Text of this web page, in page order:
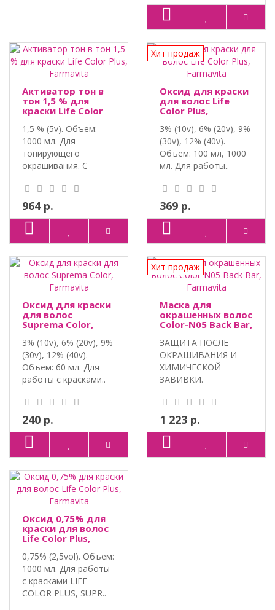
Активатор тон в
тон 1,5 % для
краски Life Color
1,5 % (5v). Объем:
1000 мл. Для
тонирующего
окрашивания. С
964 р.
Хит продаж
Оксид для краски
для волос Life
Color Plus,
3% (10v), 6% (20v), 9%
(30v), 12% (40v).
Объем: 100 мл, 1000
мл. Для работы..
369 р.
Оксид для краски
для волос
Suprema Color,
3% (10v), 6% (20v), 9%
(30v), 12% (40v).
Объем: 60 мл. Для
работы с красками..
240 р.
Хит продаж
Маска для
окрашенных волос
Color-N05 Back Bar,
ЗАЩИТА ПОСЛЕ
ОКРАШИВАНИЯ И
ХИМИЧЕСКОЙ
ЗАВИВКИ.
ВОЛОС. Экстракт се..
1 223 р.
Оксид 0,75% для
краски для волос
Life Color Plus,
0,75% (2,5vol). Объем:
1000 мл. Для работы
с красками LIFE
COLOR PLUS, SUPR..